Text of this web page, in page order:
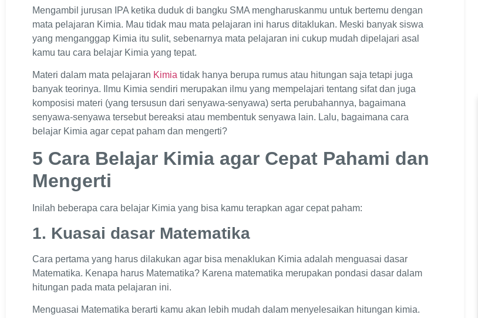
Mengambil jurusan IPA ketika duduk di bangku SMA mengharuskanmu untuk bertemu dengan
mata pelajaran Kimia. Mau tidak mau mata pelajaran ini harus ditaklukan. Meski banyak siswa
yang menganggap Kimia itu sulit, sebenarnya mata pelajaran ini cukup mudah dipelajari asal
kamu tau cara belajar Kimia yang tepat.
Materi dalam mata pelajaran Kimia tidak hanya berupa rumus atau hitungan saja tetapi juga
banyak teorinya. Ilmu Kimia sendiri merupakan ilmu yang mempelajari tentang sifat dan juga
komposisi materi (yang tersusun dari senyawa-senyawa) serta perubahannya, bagaimana
senyawa-senyawa tersebut bereaksi atau membentuk senyawa lain. Lalu, bagaimana cara
belajar Kimia agar cepat paham dan mengerti?
5 Cara Belajar Kimia agar Cepat Pahami dan
Mengerti
Inilah beberapa cara belajar Kimia yang bisa kamu terapkan agar cepat paham:
1. Kuasai dasar Matematika
Cara pertama yang harus dilakukan agar bisa menaklukan Kimia adalah menguasai dasar
Matematika. Kenapa harus Matematika? Karena matematika merupakan pondasi dasar dalam
hitungan pada mata pelajaran ini.
Menguasai Matematika berarti kamu akan lebih mudah dalam menyelesaikan hitungan kimia.